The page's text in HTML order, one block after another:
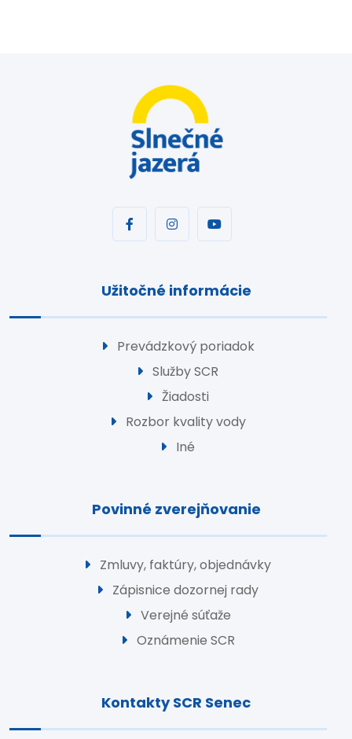
Užitočné informácie
Prevádzkový poriadok
Služby SCR
Žiadosti
Rozbor kvality vody
Iné
Povinné zverejňovanie
Zmluvy, faktúry, objednávky
Zápisnice dozornej rady
Verejné súťaže
Oznámenie SCR
Kontakty SCR Senec